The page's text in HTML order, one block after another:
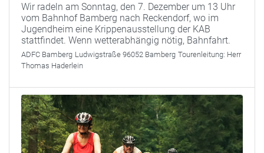
Wir radeln am Sonntag, den 7. Dezember um 13 Uhr
vom Bahnhof Bamberg nach Reckendorf, wo im
Jugendheim eine Krippenausstellung der KAB
stattfindet. Wenn wetterabhängig nötig, Bahnfahrt.
ADFC Bamberg Ludwigstraße 96052 Bamberg Tourenleitung: Herr
Thomas Haderlein